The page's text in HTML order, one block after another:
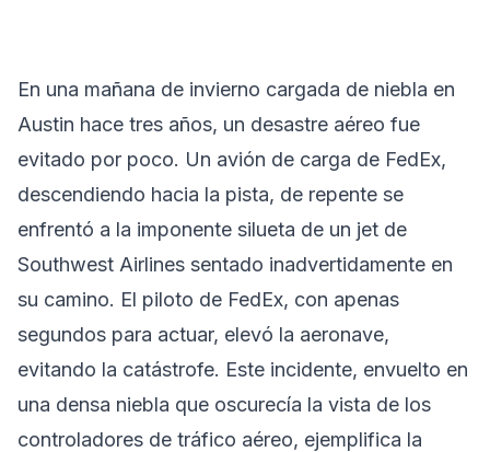
En una mañana de invierno cargada de niebla en
Austin hace tres años, un desastre aéreo fue
evitado por poco. Un avión de carga de FedEx,
descendiendo hacia la pista, de repente se
enfrentó a la imponente silueta de un jet de
Southwest Airlines sentado inadvertidamente en
su camino. El piloto de FedEx, con apenas
segundos para actuar, elevó la aeronave,
evitando la catástrofe. Este incidente, envuelto en
una densa niebla que oscurecía la vista de los
controladores de tráfico aéreo, ejemplifica la